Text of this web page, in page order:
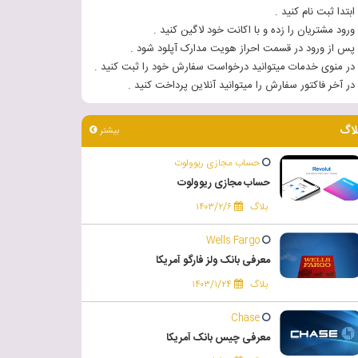
ثبت نام کنید .
مشتریان را زده و با اکانت خود لاگین کنید .
از ورود در قسمت احراز هویت مدارک آپلود شود .
منوی خدمات میتوانید درخواست سفارش خود را ثبت کنید .
آخر فاکتور سفارش را میتوانید آنلاین پرداخت کنید .
بیشتر
حساب مجازی ریوولوت
حساب مجازی ریوولوت
بلاگ ۱۴۰۳/۲/۶
Wells Fargo
معرفی بانک ولز فارگو آمریکا
بلاگ ۱۴۰۳/۱/۲۴
Chase
معرفی چیس بانک آمریکا